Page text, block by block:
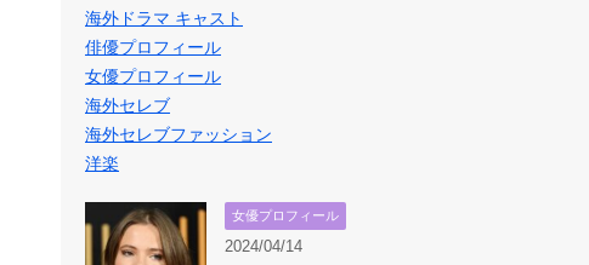
海外ドラマ キャスト
俳優プロフィール
女優プロフィール
海外セレブ
海外セレブファッション
洋楽
女優プロフィール
2024/04/14